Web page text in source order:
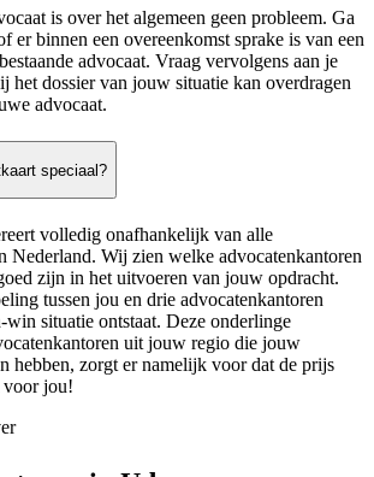
is over het algemeen geen probleem. Ga
er binnen een overeenkomst sprake is van een
advocaat. Vraag vervolgens aan je
het dossier van jouw situatie kan overdragen
advocaat.
speciaal?
volledig onafhankelijk van alle
Nederland. Wij zien welke advocatenkantoren
zijn in het uitvoeren van jouw opdracht.
tussen jou en drie advocatenkantoren
situatie ontstaat. Deze onderlinge
uit jouw regio die jouw
hebben, zorgt er namelijk voor dat de prijs
voor jou!